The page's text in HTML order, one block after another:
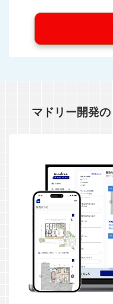
マドリー開発の